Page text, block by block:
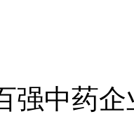
强中药企